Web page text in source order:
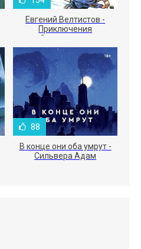
Евгений Велтистов -
Приключения
Электроника
88
В конце они оба умрут -
Сильвера Адам